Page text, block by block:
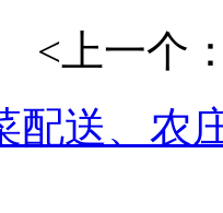
<上一个
配送、农